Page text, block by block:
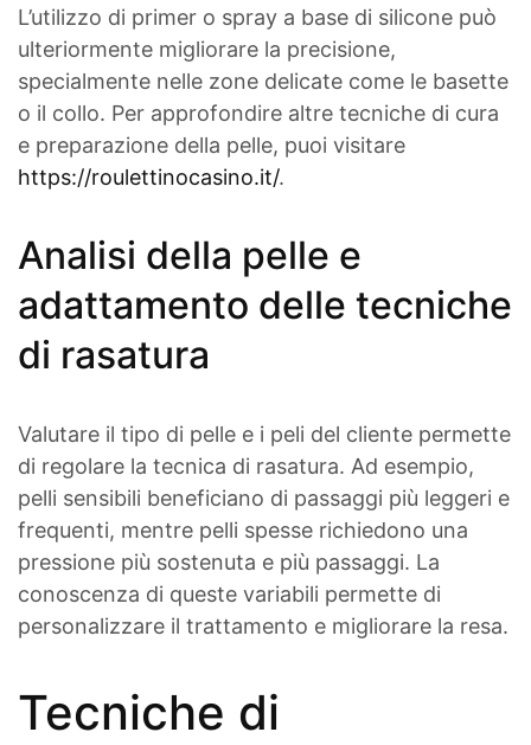
L’utilizzo di primer o spray a base di silicone può
ulteriormente migliorare la precisione,
specialmente nelle zone delicate come le basette
o il collo. Per approfondire altre tecniche di cura
e preparazione della pelle, puoi visitare
https://roulettinocasino.it/.
Analisi della pelle e
adattamento delle tecniche
di rasatura
Valutare il tipo di pelle e i peli del cliente permette
di regolare la tecnica di rasatura. Ad esempio,
pelli sensibili beneficiano di passaggi più leggeri e
frequenti, mentre pelli spesse richiedono una
pressione più sostenuta e più passaggi. La
conoscenza di queste variabili permette di
personalizzare il trattamento e migliorare la resa.
Tecniche di